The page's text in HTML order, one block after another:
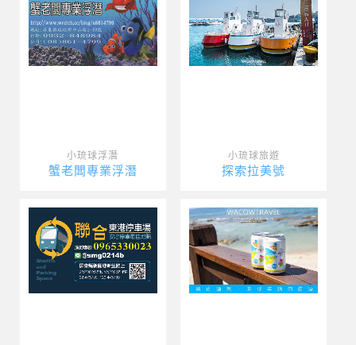
小琉球浮潛
蟹老闆專業浮潛
小琉球旅遊
探索拉美號